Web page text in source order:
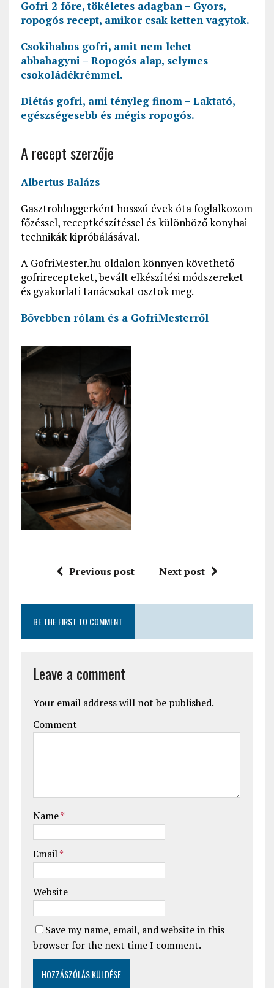
Gofri 2 főre, tökéletes adagban – Gyors,
ropogós recept, amikor csak ketten vagytok.
Csokihabos gofri, amit nem lehet
abbahagyni – Ropogós alap, selymes
csokoládékrémmel.
Diétás gofri, ami tényleg finom – Laktató,
egészségesebb és mégis ropogós.
A recept szerzője
Albertus Balázs
Gasztrobloggerként hosszú évek óta foglalkozom
főzéssel, receptkészítéssel és különböző konyhai
technikák kipróbálásával.
A GofriMester.hu oldalon könnyen követhető
gofrirecepteket, bevált elkészítési módszereket
és gyakorlati tanácsokat osztok meg.
Bővebben rólam és a GofriMesterről
Previous post Next post
BE THE FIRST TO COMMENT
Leave a comment
Your email address will not be published.
Comment
Name*
Email*
Website
Save my name, email, and website in this
browser for the next time I comment.